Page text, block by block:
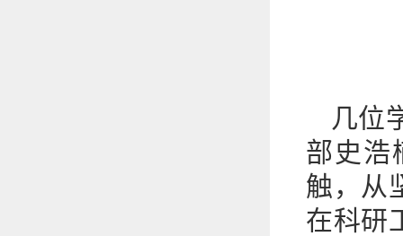
几位
部史浩
触，从
在科研